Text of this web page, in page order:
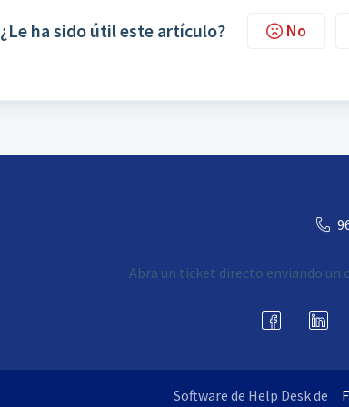
¿Le ha sido útil este artículo? No
Abra un ticket directo enviando un
Software de Help Desk de